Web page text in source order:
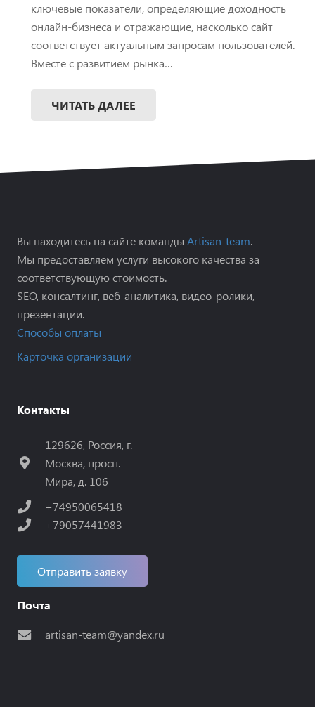
ключевые показатели, определяющие доходность
онлайн-бизнеса и отражающие, насколько сайт
соответствует актуальным запросам пользователей.
Вместе с развитием рынка…
ЧИТАТЬ ДАЛЕЕ
Вы находитесь на сайте команды Artisan-team.
Мы предоставляем услуги высокого качества за
соответствующую стоимость.
SEO, консалтинг, веб-аналитика, видео-ролики,
презентации.
Способы оплаты
Карточка организации
Контакты
129626, Россия, г.
Москва, просп.
Мира, д. 106
+74950065418
+79057441983
Отправить заявку
Почта
artisan-team@yandex.ru